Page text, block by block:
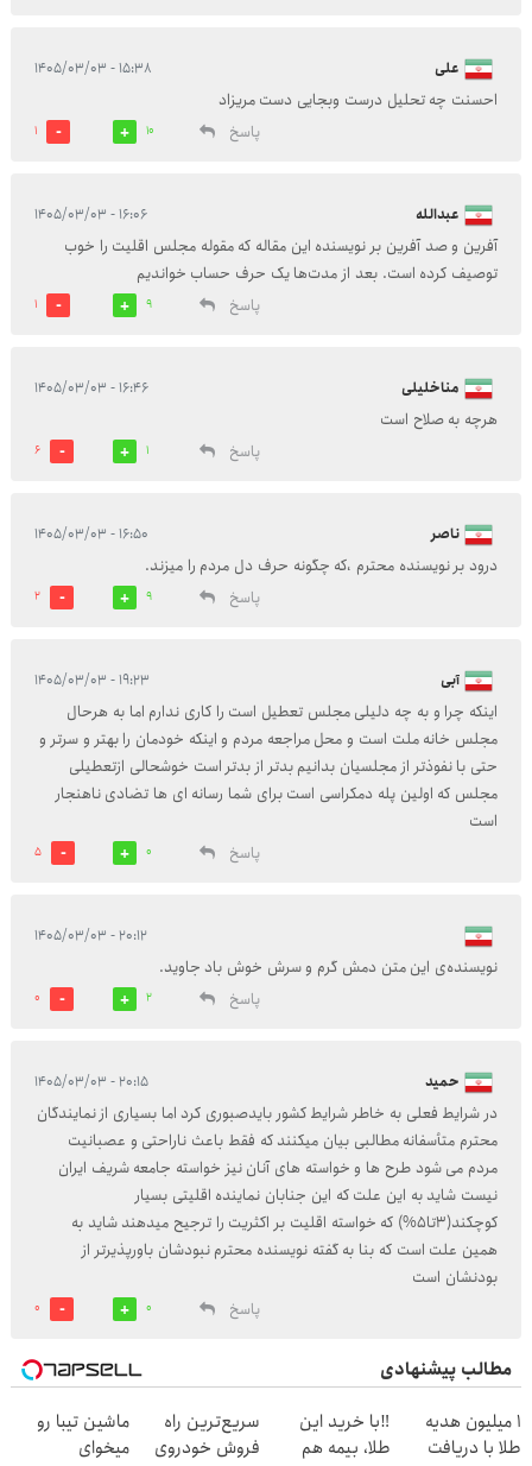
علی ۱۵:۳۸ - ۱۴۰۵/۰۳/۰۳
احسنت چه تحلیل درست وبجایی دست مریزاد
پاسخ
10
1
عبدالله ۱۶:۰۶ - ۱۴۰۵/۰۳/۰۳
آفرین و صد آفرین بر نویسنده این مقاله که مقوله مجلس اقلیت را خوب
توصیف کرده است. بعد از مدت‌ها یک حرف حساب خواندیم
پاسخ
9
1
مناخلیلی ۱۶:۴۶ - ۱۴۰۵/۰۳/۰۳
هرچه به صلاح است
پاسخ
1
6
ناصر ۱۶:۵۰ - ۱۴۰۵/۰۳/۰۳
درود بر نویسنده محترم ،که چگونه حرف دل مردم را میزند.
پاسخ
9
2
آبی ۱۹:۲۳ - ۱۴۰۵/۰۳/۰۳
اینکه چرا و به چه دلیلی مجلس تعطیل است را کاری ندارم اما به هرحال
مجلس خانه ملت است و محل مراجعه مردم و اینکه خودمان را بهتر و سرتر و
حتی با نفوذتر از مجلسیان بدانیم بدتر از بدتر است خوشحالی ازتعطیلی
مجلس که اولین پله دمکراسی است برای شما رسانه ای ها تضادی ناهنجار
است
پاسخ
0
5
۲۰:۱۲ - ۱۴۰۵/۰۳/۰۳
نویسنده‌ی این متن دمش گرم و سرش خوش باد جاوید.
پاسخ
2
0
حمید ۲۰:۱۵ - ۱۴۰۵/۰۳/۰۳
در شرایط فعلی به خاطر شرایط کشور بایدصبوری کرد اما بسیاری از نمایندگان
محترم متأسفانه مطالبی بیان میکنند که فقط باعث ناراحتی و عصبانیت
مردم می شود طرح ها و خواسته های آنان نیز خواسته جامعه شریف ایران
نیست شاید به این علت که این جنابان نماینده اقلیتی بسیار
کوچکند(3تا5%) که خواسته اقلیت بر اکثریت را ترجیح میدهند شاید به
همین علت است که بنا به گفته نویسنده محترم نبودشان باورپذیرتر از
بودنشان است
پاسخ
0
0
مطالب پیشنهادی
1 میلیون هدیه
طلا با دریافت
‼️با خرید این
طلا، بیمه هم
سریع‌ترین راه
فروش خودروی
ماشین تیبا رو
میخوای